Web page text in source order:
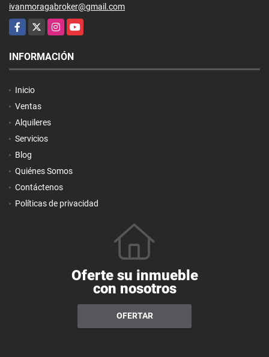
ivanmoragabroker@gmail.com
Facebook
X InstagramYouTube
INFORMACIÓN
Inicio
Ventas
Alquileres
Servicios
Blog
Quiénes Somos
Contáctenos
Políticas de privacidad
Oferte su inmueble
con nosotros
OFERTAR